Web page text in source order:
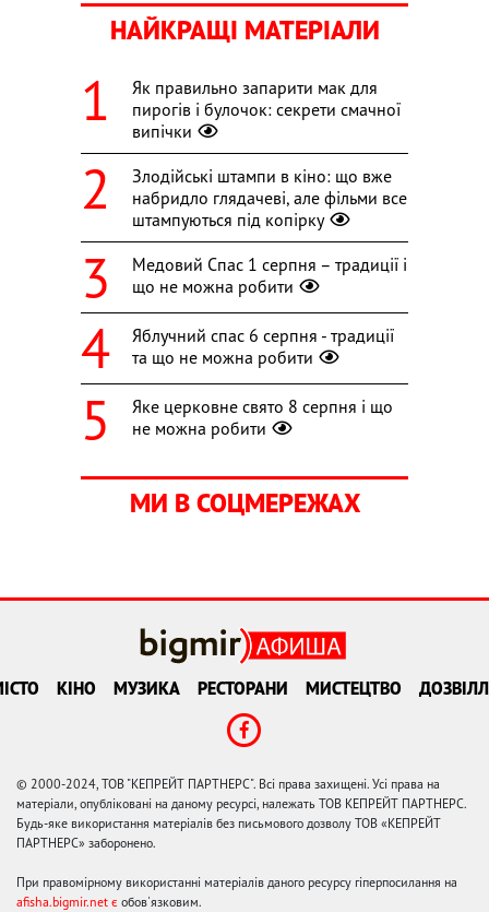
НАЙКРАЩІ МАТЕРІАЛИ
Як правильно запарити мак для
пирогів і булочок: секрети смачної
випічки
Злодійські штампи в кіно: що вже
набридло глядачеві, але фільми все
штампуються під копірку
Медовий Спас 1 серпня – традиції і
що не можна робити
Яблучний спас 6 серпня - традиції
та що не можна робити
Яке церковне свято 8 серпня і що
не можна робити
МИ В СОЦМЕРЕЖАХ
КІНО МУЗИКА РЕСТОРАНИ МИСТЕЦТВО
© 2000-2024, ТОВ "КЕПРЕЙТ ПАРТНЕРС". Всі права захищені. Усі права на
матеріали, опубліковані на даному ресурсі, належать ТОВ КЕПРЕЙТ ПАРТНЕРС.
Будь-яке використання матеріалів без письмового дозволу ТОВ «КЕПРЕЙТ
ПАРТНЕРС» заборонено.
При правомірному використанні матеріалів даного ресурсу гіперпосилання на
afisha.bigmir.net є обов'язковим.